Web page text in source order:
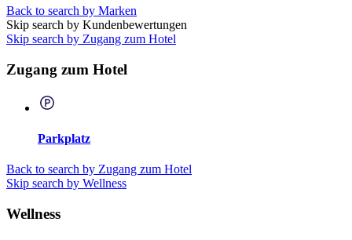
Back to search by Marken
Skip search by Kundenbewertungen
Skip search by Zugang zum Hotel
Zugang zum Hotel
Parkplatz
Back to search by Zugang zum Hotel
Skip search by Wellness
Wellness